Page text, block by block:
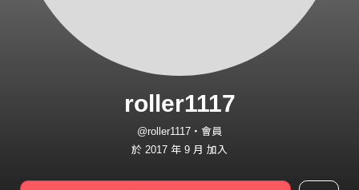
roller1117
@roller1117・會員
於 2017 年 9 月 加入